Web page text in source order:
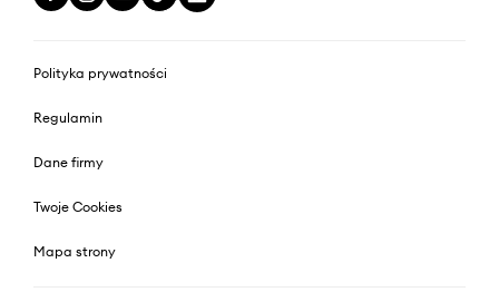
Polityka prywatności
Regulamin
Dane firmy
Twoje Cookies
Mapa strony